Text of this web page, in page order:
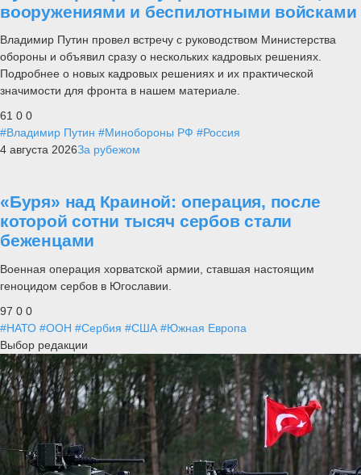
вооружениями и беспилотными войсками
Владимир Путин провел встречу с руководством Министерства
обороны и объявил сразу о нескольких кадровых решениях.
Подробнее о новых кадровых решениях и их практической
значимости для фронта в нашем материале.
61 0 0
#Владимир Путин #Минобороны РФ #Россия
4 августа 2026За рубежом
«Буря» над Краиной: операция, после
которой сотни тысяч сербов стали
беженцами
Военная операция хорватской армии, ставшая настоящим
геноцидом сербов в Югославии.
97 0 0
#НАТО #ООН #Сербия #США #Южная Европа
Выбор редакции